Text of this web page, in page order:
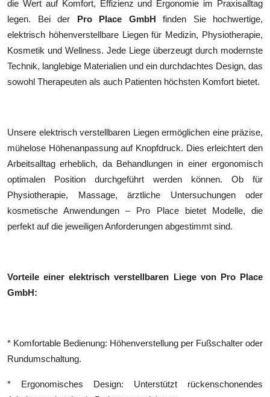
Crypto
Advertise with US
Business
Tech
Real Estate
General
Top 10
Support Number
die Wert auf Komfort, Effizienz und Ergonomie im Praxisalltag
legen. Bei der Pro Place GmbH finden Sie hochwertige,
elektrisch höhenverstellbare Liegen für Medizin, Physiotherapie,
Kosmetik und Wellness. Jede Liege überzeugt durch modernste
Technik, langlebige Materialien und ein durchdachtes Design, das
sowohl Therapeuten als auch Patienten höchsten Komfort bietet.
Unsere elektrisch verstellbaren Liegen ermöglichen eine präzise,
mühelose Höhenanpassung auf Knopfdruck. Dies erleichtert den
Arbeitsalltag erheblich, da Behandlungen in einer ergonomisch
optimalen Position durchgeführt werden können. Ob für
Physiotherapie, Massage, ärztliche Untersuchungen oder
kosmetische Anwendungen – Pro Place bietet Modelle, die
perfekt auf die jeweiligen Anforderungen abgestimmt sind.
Vorteile einer elektrisch verstellbaren Liege von Pro Place
GmbH:
* Komfortable Bedienung: Höhenverstellung per Fußschalter oder
Rundumschaltung.
* Ergonomisches Design: Unterstützt rückenschonendes